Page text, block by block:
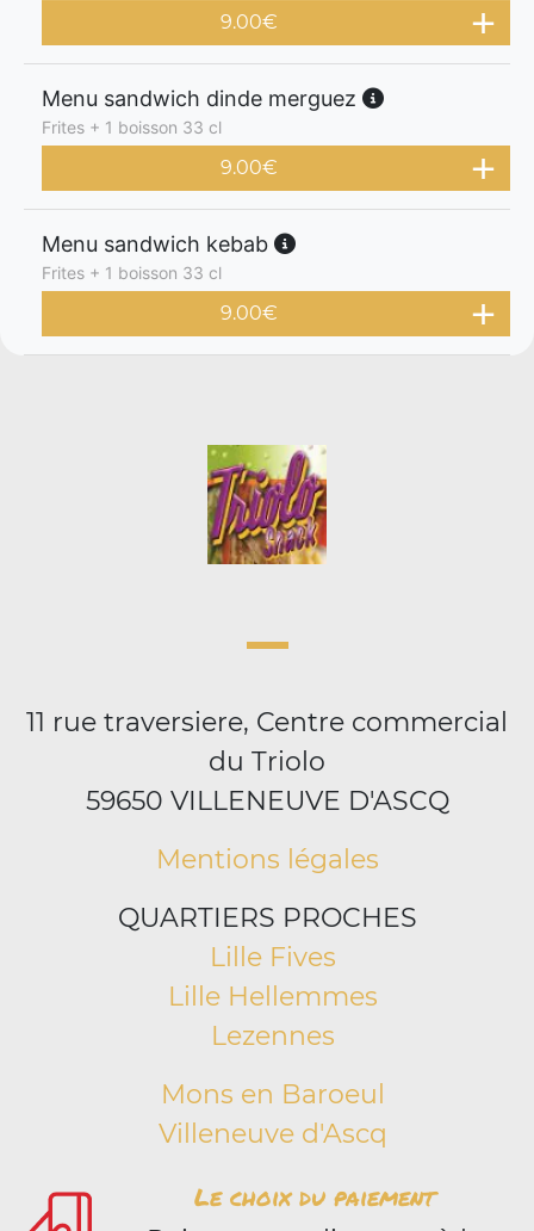
9.00€
Menu sandwich dinde merguez
Frites + 1 boisson 33 cl
9.00€
Menu sandwich kebab
Frites + 1 boisson 33 cl
9.00€
11 rue traversiere, Centre commercial
du Triolo
59650 VILLENEUVE D'ASCQ
Mentions légales
QUARTIERS PROCHES
Lille Fives
Lille Hellemmes
Lezennes
Mons en Baroeul
Villeneuve d'Ascq
Le choix du paiement